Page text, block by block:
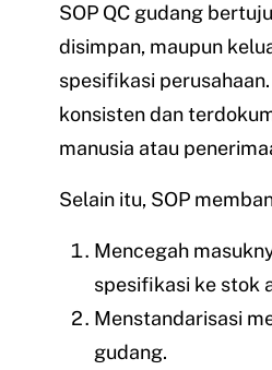
SOP QC gudang
disimpan, maupun
spesifikasi
konsisten dan
manusia atau
Selain itu, SOP
Mencegah
spesifikasi ke stok
Menstandarisasi
gudang.